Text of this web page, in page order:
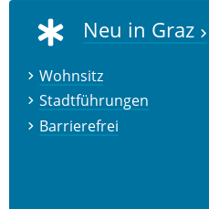
Neu in Graz
Wohnsitz
Stadtführungen
Barrierefrei